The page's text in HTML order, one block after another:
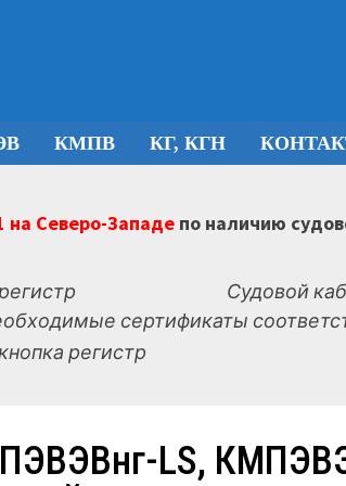
КМПВ КГ, КГН
Северо-Западепо наличию
Судовой
сертификаты
LS,